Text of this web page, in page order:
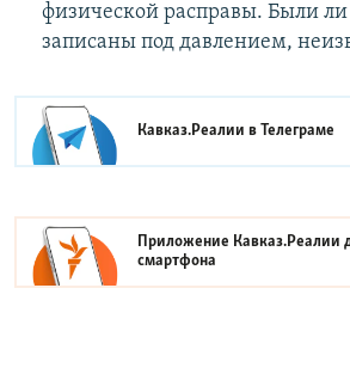
физической расправы. Были
записаны под давлением,
Кавказ.Реалии вТелеграме
Приложение Кавказ.Реалии
смартфона